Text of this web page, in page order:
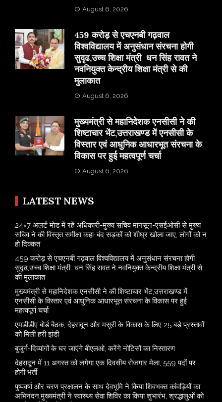
August 6, 2026
459 करोड़ से एचएनबी गढ़वाल
विश्वविद्यालय में अनुसंधान संरचना होगी
सुदृढ,उच्च शिक्षा मंत्री धन सिंह रावत ने
नवनियुक्त केन्द्रीय शिक्षा मंत्री से की
मुलाकात
August 6, 2026
मुख्यमंत्री से महानिदेशक एनसीसी ने की
शिष्टाचार भेंट,उत्तराखण्ड में एनसीसी के
विस्तार एवं आधुनिक आधारभूत संरचना के
विकास पर हुई महत्वपूर्ण चर्चा
August 6, 2026
LATEST NEWS
24×7 अलर्ट मोड में रहें अधिकारी-मुख्य सचिव मानसून-एसईओसी से मुख्य
सचिव ने की विस्तृत समीक्षा कहा-बंद सड़कों को शीघ्र खोला जाए, लोगों को न
हो दिक्कत
459 करोड़ से एचएनबी गढ़वाल विश्वविद्यालय में अनुसंधान संरचना होगी
सुदृढ,उच्च शिक्षा मंत्री धन सिंह रावत ने नवनियुक्त केन्द्रीय शिक्षा मंत्री से
की मुलाकात
मुख्यमंत्री से महानिदेशक एनसीसी ने की शिष्टाचार भेंट,उत्तराखण्ड में
एनसीसी के विस्तार एवं आधुनिक आधारभूत संरचना के विकास पर हुई
महत्वपूर्ण चर्चा
एमडीडीए बोर्ड बैठक, देहरादून और मसूरी के विकास के लिए 25 बड़े प्रस्तावों
को मिली हरी झंडी
बुजुर्ग-दिव्यांगों के घर जाएंगे बीएलओ, करेंगे नोटिसों का निस्तारण
​देहरादून में 11 अगस्त को लगेगा एक दिवसीय रोजगार मेला, 559 पदों पर
होगी भर्ती
पुष्पवर्षा और चरण प्रक्षालन के साथ देवभूमि ने किया शिवभक्त कांवड़ियों का
अभिनंदन,मुख्यमंत्री ने स्वास्थ्य सेवा शिविर का किया शुभारंभ, श्रद्धालुओं को